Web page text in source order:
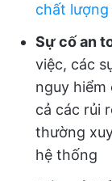
chất lượng
Sự cố an
việc, các
nguy
cả các rủi
thường
hệ thống